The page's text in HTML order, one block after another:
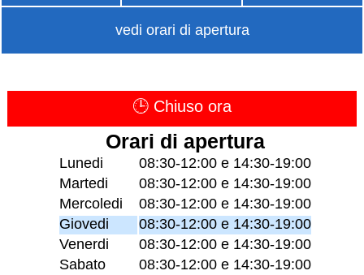
vedi orari di apertura
🕒 Chiuso ora
Orari di apertura
Lunedi
08:30-12:00 e 14:30-19:00
Martedi
08:30-12:00 e 14:30-19:00
Mercoledi
08:30-12:00 e 14:30-19:00
Giovedi
08:30-12:00 e 14:30-19:00
Venerdi
08:30-12:00 e 14:30-19:00
Sabato
08:30-12:00 e 14:30-19:00